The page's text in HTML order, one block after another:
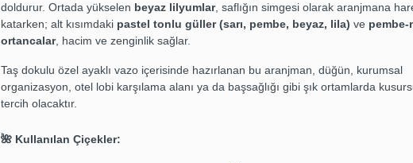
doldurur. Ortada yükselen beyaz lilyumlar, saflığın simgesi olarak aranjmana
katarken; alt kısımdaki pastel tonlu güller (sarı, pembe, beyaz, lila) ve pembe-
ortancalar, hacim ve zenginlik sağlar.
Taş dokulu özel ayaklı vazo içerisinde hazırlanan bu aranjman, düğün, kurumsal
organizasyon, otel lobi karşılama alanı ya da başsağlığı gibi şık ortamlarda
tercih olacaktır.
🌺 Kullanılan Çiçekler: